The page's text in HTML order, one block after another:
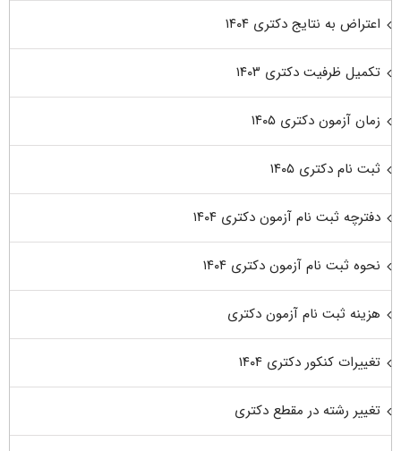
اعتراض به نتایج دکتری ۱۴۰۴
تکمیل ظرفیت دکتری ۱۴۰۳
زمان آزمون دکتری ۱۴۰۵
ثبت نام دکتری ۱۴۰۵
دفترچه ثبت نام آزمون دکتری ۱۴۰۴
نحوه ثبت نام آزمون دکتری ۱۴۰۴
هزینه ثبت نام آزمون دکتری
تغییرات کنکور دکتری ۱۴۰۴
تغییر رشته در مقطع دکتری